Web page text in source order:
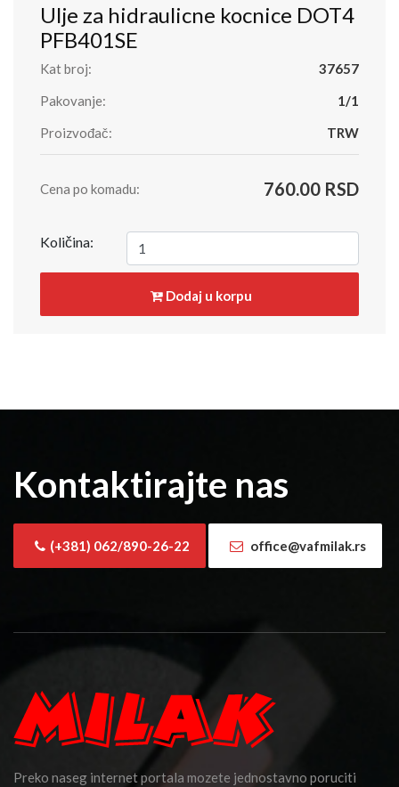
Ulje za hidraulicne kocnice DOT4
PFB401SE
Kat broj:
37657
Pakovanje:
1/1
Proizvođač:
TRW
Cena po komadu: 760.00 RSD
Količina:
Dodaj u korpu
Kontaktirajte nas
(+381) 062/890-26-22 office@vafmilak.rs
Preko naseg internet portala mozete jednostavno poruciti